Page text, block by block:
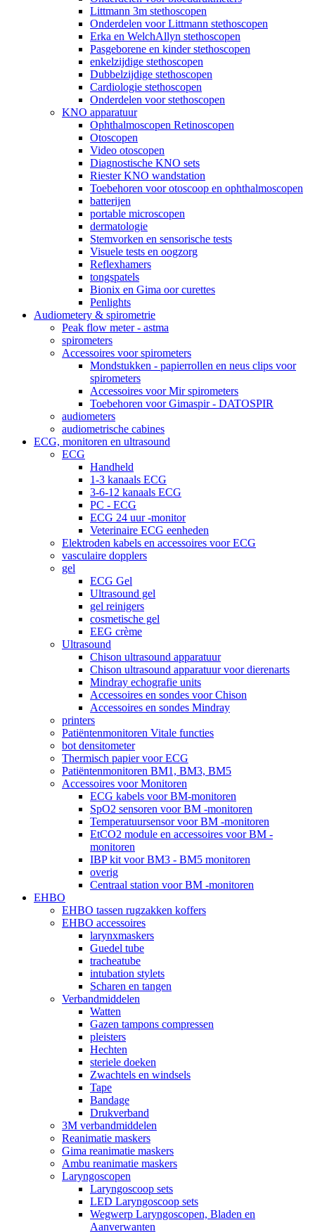
Littmann 3m stethoscopen
Onderdelen voor Littmann stethoscopen
Erka en WelchAllyn stethoscopen
Pasgeborene en kinder stethoscopen
enkelzijdige stethoscopen
Dubbelzijdige stethoscopen
Cardiologie stethoscopen
Onderdelen voor stethoscopen
KNO apparatuur
Ophthalmoscopen Retinoscopen
Otoscopen
Video otoscopen
Diagnostische KNO sets
Riester KNO wandstation
Toebehoren voor otoscoop en ophthalmoscopen
batterijen
portable microscopen
dermatologie
Stemvorken en sensorische tests
Visuele tests en oogzorg
Reflexhamers
tongspatels
Bionix en Gima oor curettes
Penlights
Audiometery & spirometrie
Peak flow meter - astma
spirometers
Accessoires voor spirometers
Mondstukken - papierrollen en neus clips voor
spirometers
Accessoires voor Mir spirometers
Toebehoren voor Gimaspir - DATOSPIR
audiometers
audiometrische cabines
ECG, monitoren en ultrasound
ECG
Handheld
1-3 kanaals ECG
3-6-12 kanaals ECG
PC - ECG
ECG 24 uur -monitor
Veterinaire ECG eenheden
Elektroden kabels en accessoires voor ECG
vasculaire dopplers
gel
ECG Gel
Ultrasound gel
gel reinigers
cosmetische gel
EEG crème
Ultrasound
Chison ultrasound apparatuur
Chison ultrasound apparatuur voor dierenarts
Mindray echografie units
Accessoires en sondes voor Chison
Accessoires en sondes Mindray
printers
Patiëntenmonitoren Vitale functies
bot densitometer
Thermisch papier voor ECG
Patiëntenmonitoren BM1, BM3, BM5
Accessoires voor Monitoren
ECG kabels voor BM-monitoren
SpO2 sensoren voor BM -monitoren
Temperatuursensor voor BM -monitoren
EtCO2 module en accessoires voor BM -
monitoren
IBP kit voor BM3 - BM5 monitoren
overig
Centraal station voor BM -monitoren
EHBO
EHBO tassen rugzakken koffers
EHBO accessoires
larynxmaskers
Guedel tube
tracheatube
intubation stylets
Scharen en tangen
Verbandmiddelen
Watten
Gazen tampons compressen
pleisters
Hechten
steriele doeken
Zwachtels en windsels
Tape
Bandage
Drukverband
3M verbandmiddelen
Reanimatie maskers
Gima reanimatie maskers
Ambu reanimatie maskers
Laryngoscopen
Laryngoscoop sets
LED Laryngoscoop sets
Wegwerp Laryngoscopen, Bladen en
Aanverwanten